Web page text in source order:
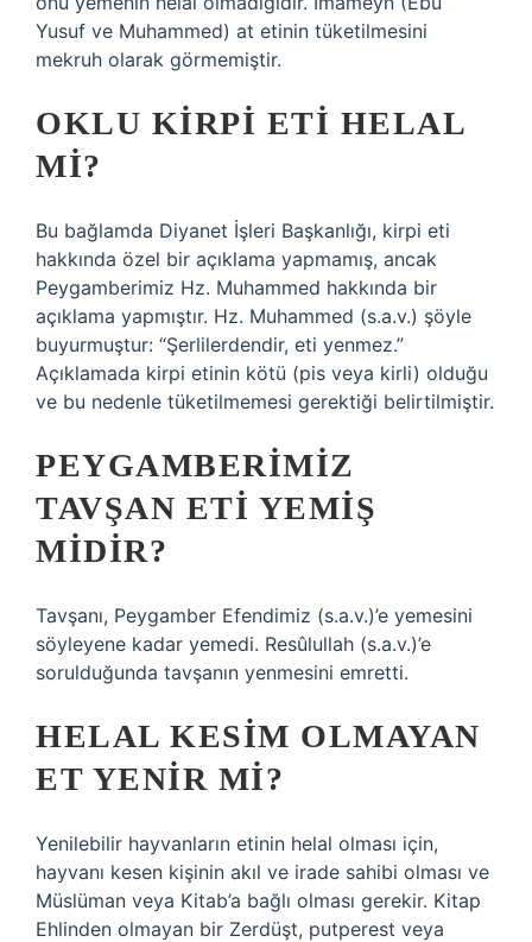
Yusuf ve Muhammed) at etinin tüketilmesini
mekruh olarak görmemiştir.
OKLU KIRPI ETI HELAL
MI?
Bu bağlamda Diyanet İşleri Başkanlığı, kirpi eti
hakkında özel bir açıklama yapmamış, ancak
Peygamberimiz Hz. Muhammed hakkında bir
açıklama yapmıştır. Hz. Muhammed (s.a.v.) şöyle
buyurmuştur: “Şerlilerdendir, eti yenmez.”
Açıklamada kirpi etinin kötü (pis veya kirli) olduğu
ve bu nedenle tüketilmemesi gerektiği belirtilmiştir.
PEYGAMBERIMIZ
TAVŞAN ETI YEMIŞ
MIDIR?
Tavşanı, Peygamber Efendimiz (s.a.v.)’e yemesini
söyleyene kadar yemedi. Resûlullah (s.a.v.)’e
sorulduğunda tavşanın yenmesini emretti.
HELAL KESIM OLMAYAN
ET YENIR MI?
Yenilebilir hayvanların etinin helal olması için,
hayvanı kesen kişinin akıl ve irade sahibi olması ve
Müslüman veya Kitab’a bağlı olması gerekir. Kitap
Ehlinden olmayan bir Zerdüşt, putperest veya